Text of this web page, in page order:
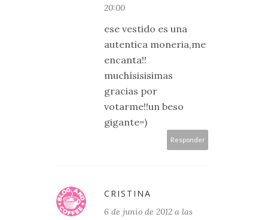
20:00
ese vestido es una
autentica moneria,me
encanta!!
muchísisisimas
gracias por
votarme!!un beso
gigante=)
Responder
CRISTINA
6 de junio de 2012 a las